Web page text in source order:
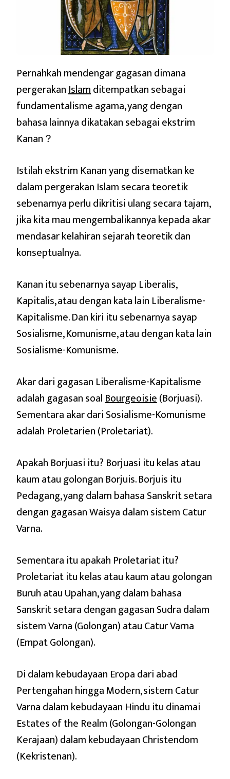
Pernahkah mendengar gagasan dimana
pergerakanIslamditempatkan sebagai
fundamentalisme agama, yang dengan
bahasa lainnya dikatakan sebagai ekstrim
Kanan？
Istilah ekstrim Kanan yang disematkan ke
dalam pergerakan Islam secara teoretik
sebenarnya perlu dikritisi ulang secara tajam,
jika kita mau mengembalikannya kepada akar
mendasar kelahiran sejarah teoretik dan
konseptualnya.
Kanan itu sebenarnya sayap Liberalis,
Kapitalis, atau dengan kata lain Liberalisme-
Kapitalisme. Dan kiri itu sebenarnya sayap
Sosialisme, Komunisme, atau dengan kata lain
Sosialisme-Komunisme.
Akar dari gagasan Liberalisme-Kapitalisme
adalah gagasan soalBourgeoisie(Borjuasi).
Sementara akar dari Sosialisme-Komunisme
adalah Proletarien (Proletariat).
Apakah Borjuasi itu? Borjuasi itu kelas atau
kaum atau golongan Borjuis. Borjuis itu
Pedagang, yang dalam bahasa Sanskrit setara
dengan gagasan Waisya dalam sistem Catur
Varna.
Sementara itu apakah Proletariat itu?
Proletariat itu kelas atau kaum atau golongan
Buruh atau Upahan, yang dalam bahasa
Sanskrit setara dengan gagasan Sudra dalam
sistem Varna (Golongan) atau Catur Varna
(Empat Golongan).
Di dalam kebudayaan Eropa dari abad
Pertengahan hingga Modern, sistem Catur
Varna dalam kebudayaan Hindu itu dinamai
Estates of the Realm (Golongan-Golongan
Kerajaan) dalam kebudayaan Christendom
(Kekristenan).